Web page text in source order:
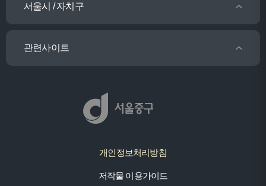
서울시 / 자치구
관련사이트
개인정보처리방침
저작물 이용가이드